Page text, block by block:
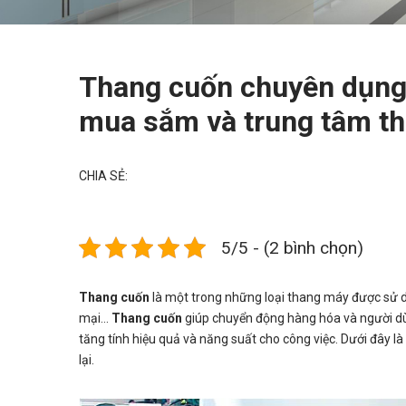
Thang cuốn chuyên
mua sắm và trung tâm
CHIA SẺ:
5/5 - (2 bình chọn)
Thang cuốn là một trong những loại thang máy được sử
mại… Thang cuốn giúp chuyển động hàng hóa và người
tăng tính hiệu quả và năng suất cho công việc. Dưới đây
lại.